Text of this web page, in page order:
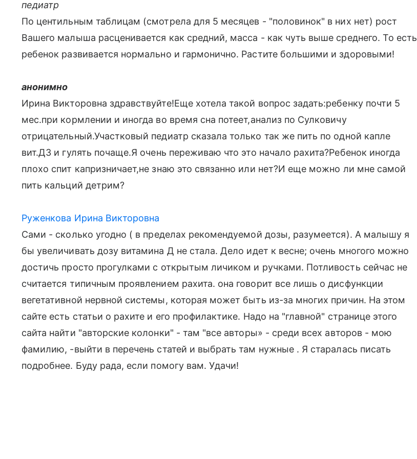
педиатр
По центильным таблицам (смотрела для 5 месяцев - "половинок" в них нет) рост
Вашего малыша расценивается как средний, масса - как чуть выше среднего. То есть
ребенок развивается нормально и гармонично. Растите большими и здоровыми!
анонимно
Ирина Викторовна здравствуйте!Еще хотела такой вопрос задать:ребенку почти 5
мес.при кормлении и иногда во время сна потеет,анализ по Сулковичу
отрицательный.Участковый педиатр сказала только так же пить по одной капле
вит.Д3 и гулять почаще.Я очень переживаю что это начало рахита?Ребенок иногда
плохо спит капризничает,не знаю это связанно или нет?И еще можно ли мне самой
пить кальций детрим?
Руженкова Ирина Викторовна
Сами - сколько угодно ( в пределах рекомендуемой дозы, разумеется). А малышу я
бы увеличивать дозу витамина Д не стала. Дело идет к весне; очень многого можно
достичь просто прогулками с открытым личиком и ручками. Потливость сейчас не
считается типичным проявлением рахита. она говорит все лишь о дисфункции
вегетативной нервной системы, которая может быть из-за многих причин. На этом
сайте есть статьи о рахите и его профилактике. Надо на "главной" странице этого
сайта найти "авторские колонки" - там "все авторы» - среди всех авторов - мою
фамилию, -выйти в перечень статей и выбрать там нужные . Я старалась писать
подробнее. Буду рада, если помогу вам. Удачи!